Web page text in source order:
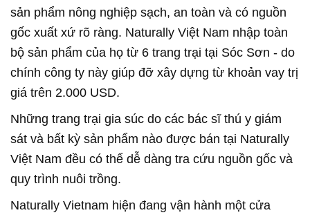
sản phẩm nông nghiệp sạch, an toàn và có nguồn
gốc xuất xứ rõ ràng. Naturally Việt Nam nhập toàn
bộ sản phẩm của họ từ 6 trang trại tại Sóc Sơn - do
chính công ty này giúp đỡ xây dựng từ khoản vay trị
giá trên 2.000 USD.
Những trang trại gia súc do các bác sĩ thú y giám
sát và bất kỳ sản phẩm nào được bán tại Naturally
Việt Nam đều có thể dễ dàng tra cứu nguồn gốc và
quy trình nuôi trồng.
Naturally Vietnam hiện đang vận hành một cửa